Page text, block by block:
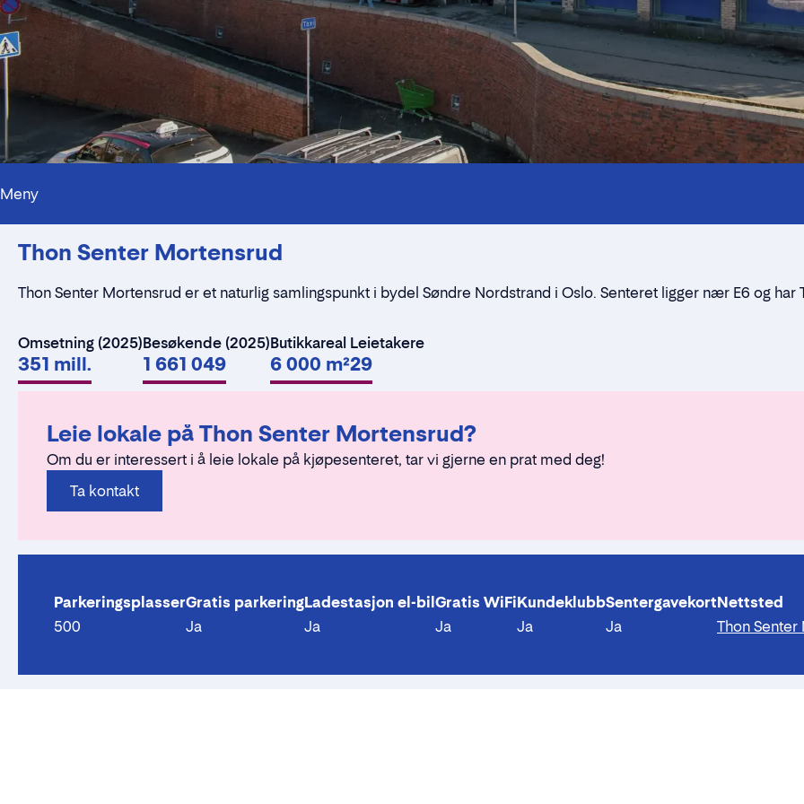
Meny
Standleie
Thon Senter Mortensrud
Thon Senter Mortensrud er et naturlig samlingspunkt i bydel Søndre Nordstrand i Oslo. Senteret ligger nær E6 og har
Omsetning (2025)
351 mill.
Besøkende (2025)
1 661 049
Butikkareal
6 000 m²
Leietakere
29
Leie lokale på Thon Senter Mortensrud?
Om du er interessert i å leie lokale på kjøpesenteret, tar vi gjerne en prat med deg!
Ta kontakt
Parkeringsplasser
500
Gratis parkering
Ja
Ladestasjon el-bil
Ja
Gratis WiFi
Ja
Kundeklubb
Ja
Sentergavekort
Ja
Nettsted
Thon Senter